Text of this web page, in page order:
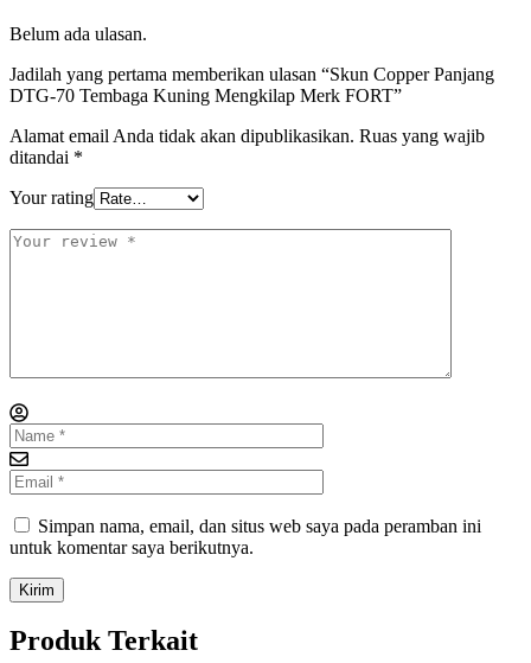
Belum ada ulasan.
Jadilah yang pertama memberikan ulasan “Skun Copper Panjang
DTG-70 Tembaga Kuning Mengkilap Merk FORT”
Alamat email Anda tidak akan dipublikasikan. Ruas yang wajib
ditandai *
Your rating
Simpan nama, email, dan situs web saya pada peramban ini
untuk komentar saya berikutnya.
Produk Terkait